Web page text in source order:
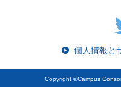
個人情報と
Copyright ©Campus